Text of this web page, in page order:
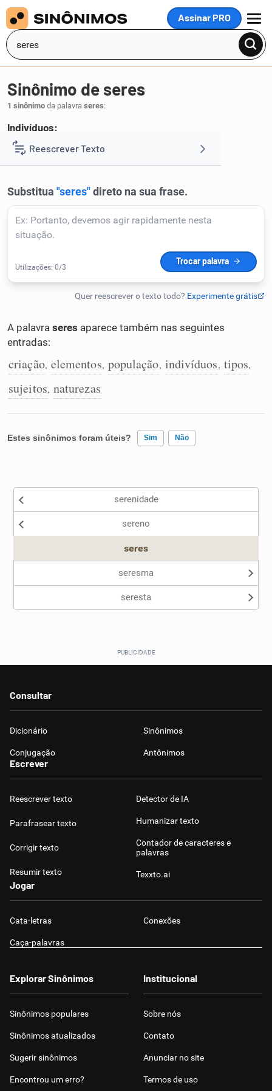
Assinar PRO
MENU
Reescrever Texto
Corrigir Texto
Humanizador de IA
Conexões
Dicionário
Sinônimo de seres
1 sinônimo da palavra seres:
Indivíduos:
1 pessoas.
A palavra seres aparece também nas seguintes
entradas:
criação, elementos, população, indivíduos, tipos,
sujeitos, naturezas
Estes sinônimos foram úteis? Sim Não
Nenhum dos sinônimos apresentados me ajudou
serenidade
sereno
seres
seresma
seresta
Consultar
Dicionário Sinônimos
Conjugação Antônimos
Escrever
Reescrever texto
Parafrasear texto
Corrigir texto
Resumir texto
Detector de IA
Humanizar texto
Contador de caracteres e
palavras
Texxto.ai
Jogar
Cata-letras Conexões
Caça-palavras
Explorar Sinônimos
Sinônimos populares
Sinônimos atualizados
Sugerir sinônimos
Encontrou um erro?
Institucional
Sobre nós
Contato
Anunciar no site
Termos de uso